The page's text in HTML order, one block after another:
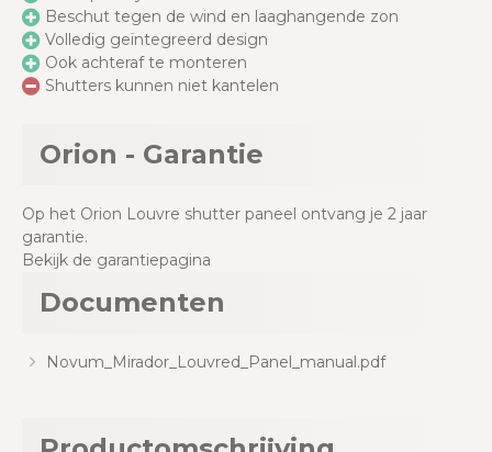
Beschut tegen de wind en laaghangende zon
Volledig geïntegreerd design
Ook achteraf te monteren
Shutters kunnen niet kantelen
Orion - Garantie
Op het Orion Louvre shutter paneel ontvang je 2 jaar
garantie.
Bekijk de garantiepagina
Documenten
Novum_Mirador_Louvred_Panel_manual.pdf